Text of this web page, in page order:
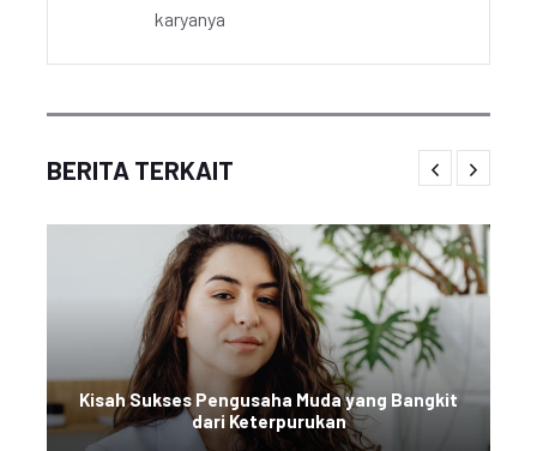
karyanya
BERITA TERKAIT
Kisah Sukses Pengusaha Muda yang Bangkit
dari Keterpurukan